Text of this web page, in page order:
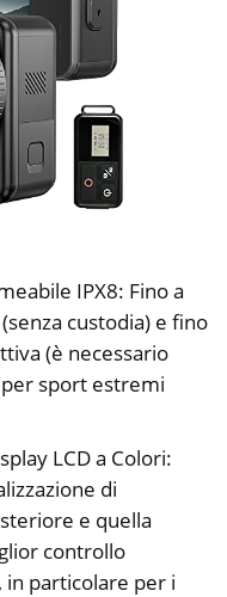
IPX8: Fino a
custodia) e fino
(è necessario
sport estremi
LCD a Colori:
di
e quella
controllo
in particolare per i